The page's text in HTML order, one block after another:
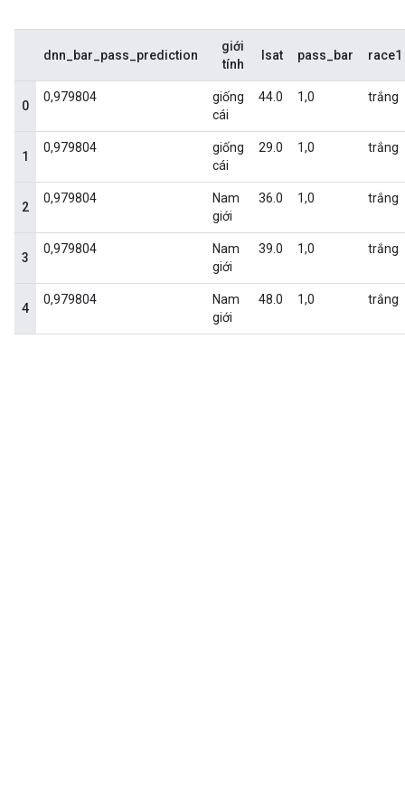
dnn_bar_pass_prediction
giới
tính
lsat pass_bar race1
0
0,979804
giống
cái
44.0 1,0 trắng
1
0,979804
giống
cái
29.0 1,0 trắng
2
0,979804
Nam
giới
36.0 1,0 trắng
3
0,979804
Nam
giới
39.0 1,0 trắng
4
0,979804
Nam
giới
48.0 1,0 trắng